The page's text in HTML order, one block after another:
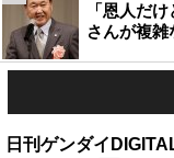
「恩人だ
さんが複
日刊ゲンダイ